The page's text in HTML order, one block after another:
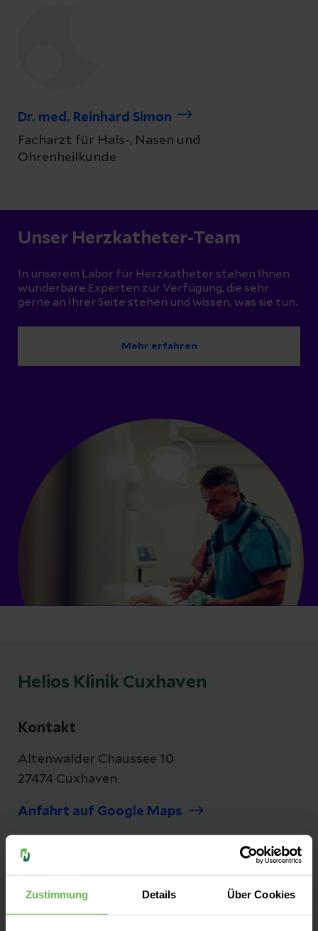
Zustimmung Details Über Cookies
Dr. med. Reinhard Simon
Facharzt für Hals-, Nasen und
Ohrenheilkunde
Unser Herzkatheter-Team
In unserem Labor für Herzkatheter stehen Ihnen
wunderbare Experten zur Verfügung, die sehr
gerne an Ihrer Seite stehen und wissen, was sie tun.
Mehr erfahren
Helios Klinik Cuxhaven
Kontakt
Altenwalder Chaussee 10
27474 Cuxhaven
Anfahrt auf Google Maps
E-Mail senden